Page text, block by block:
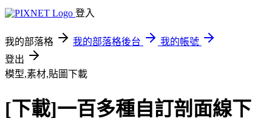
登入
我的部落格 我的部落格後台
我的帳號
登出
模型,素材,貼圖下載
[下載]一百多種自訂剖面線下